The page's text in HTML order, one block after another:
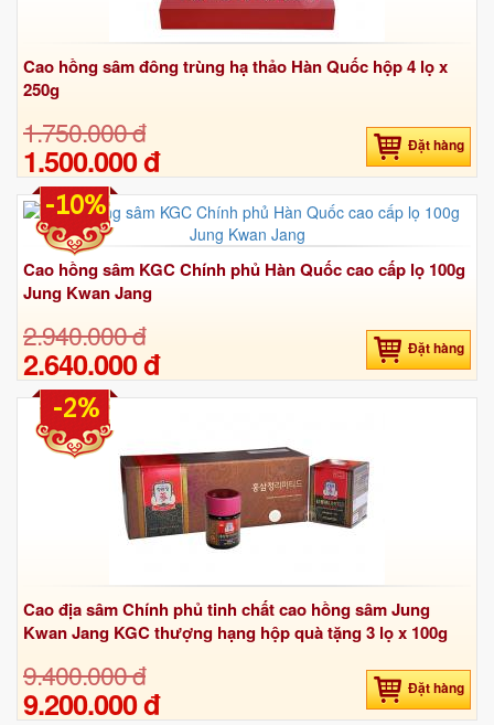
Cao hồng sâm đông trùng hạ thảo Hàn Quốc hộp 4 lọ x
250g
1.750.000 đ
1.500.000 đ Đặt hàng
Cao hồng sâm KGC Chính phủ Hàn Quốc cao cấp lọ 100g
Jung Kwan Jang
2.940.000 đ
2.640.000 đ Đặt hàng
-10%
Cao địa sâm Chính phủ tinh chất cao hồng sâm Jung
Kwan Jang KGC thượng hạng hộp quà tặng 3 lọ x 100g
9.400.000 đ
9.200.000 đ Đặt hàng
-2%